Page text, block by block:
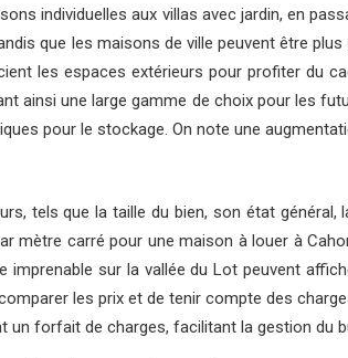
individuelles aux villas avec jardin, en
que les maisons de ville peuvent être
les espaces extérieurs pour profiter du
ainsi une large gamme de choix pour les
pour le stockage. On note une
tels que la taille du bien, son état général,
carré pour une maison à louer à
sur la vallée du Lot peuvent
les prix et de tenir compte des
un forfait de charges, facilitant la gestion du